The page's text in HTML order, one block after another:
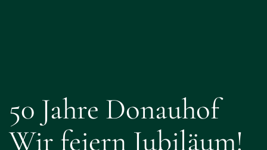
50 Jahre Donauhof
Wir feiern Jubiläum!